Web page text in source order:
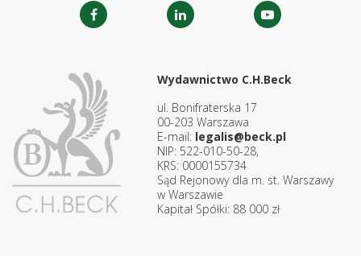
Wydawnictwo C.H.Beck
ul. Bonifraterska 17
00-203 Warszawa
E-mail: legalis@beck.pl
NIP: 522-010-50-28,
KRS: 0000155734
Sąd Rejonowy dla m. st. Warszawy
w Warszawie
Kapitał Spółki: 88 000 zł